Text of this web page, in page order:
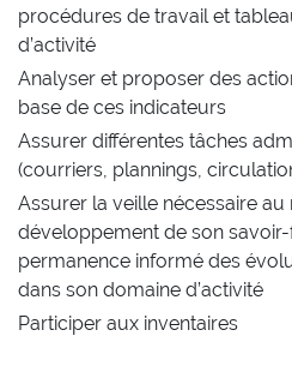
procédures de travail et
d’activité
Analyser et proposer des
base de ces indicateurs
Assurer différentes tâches
(courriers, plannings,
Assurer la veille nécessaire au
développement de son
permanence informé des
dans son domaine d’activité
Participer aux inventaires